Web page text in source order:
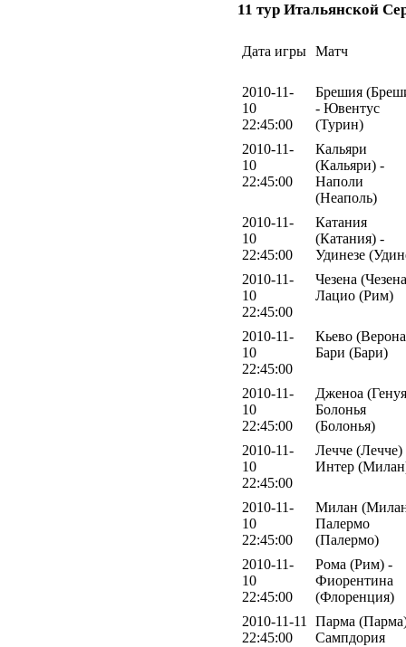
11 тур Итальянской
Дата игры Матч
2010-11-
10
22:45:00
Брешия
- Ювентус
(Турин)
2010-11-
10
22:45:00
Кальяри
(Кальяри) -
Наполи
(Неаполь)
2010-11-
10
22:45:00
Катания
(Катания) -
Удинезе
2010-11-
10
22:45:00
Чезена
Лацио (Рим)
2010-11-
10
22:45:00
Кьево
Бари (Бари)
2010-11-
10
22:45:00
Дженоа
Болонья
(Болонья)
2010-11-
10
22:45:00
Лечче (Лечче)
Интер
2010-11-
10
22:45:00
Милан
Палермо
(Палермо)
2010-11-
10
22:45:00
Рома (Рим) -
Фиорентина
(Флоренция)
2010-11-11
22:45:00
Парма
Сампдория